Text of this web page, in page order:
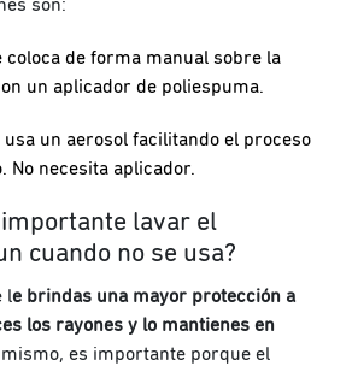
son:
coloca de forma manual sobre la
un aplicador de poliespuma.
usa un aerosol facilitando el proceso
No necesita aplicador.
importante lavar el
cuando no se usa?
le brindas una mayor protección a
los rayones y lo mantienes en
es importante porque el